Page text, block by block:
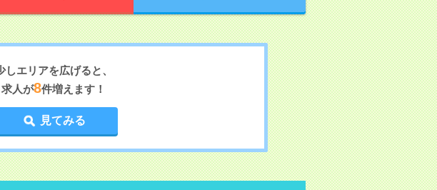
しエリアを広げると、
求人が8件増えます！
見てみる